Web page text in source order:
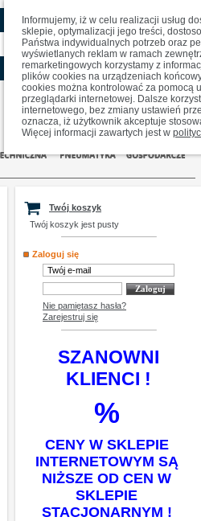
zaawansowane
Twój koszyk
Twój koszyk jest pusty
Zaloguj się
Nie pamiętasz hasła?
Zarejestruj się
SZANOWNI
KLIENCI !
%
CENY W SKLEPIE
INTERNETOWYM SĄ
NIŻSZE OD CEN W
SKLEPIE
STACJONARNYM !
Informujemy, iż w celu realizacji usług
sklepie, optymalizacji jego treści,
Państwa indywidualnych potrzeb oraz
wyświetlanych reklam w ramach
remarketingowych korzystamy z
plików cookies na urządzeniach
cookies można kontrolować za pomocą
przeglądarki internetowej. Dalsze
internetowego, bez zmiany ustawień
oznacza, iż użytkownik akceptuje
Więcej informacji zawartych jest w